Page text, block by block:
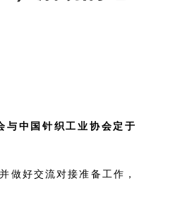
与中国针织工业协会定于
做好交流对接准备工作，